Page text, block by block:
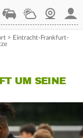
StaupilotWetterWebcam
> Eintracht-Frankfurt-
UM SEINE